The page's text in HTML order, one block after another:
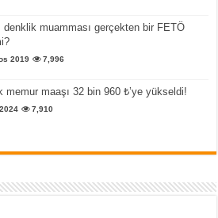
denklik muamması gerçekten bir FETÖ
2019 7,996
memur maaşı 32 bin 960 ₺’ye yükseldi!
7,910